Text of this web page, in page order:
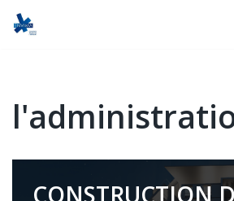
CONSTRUCTION